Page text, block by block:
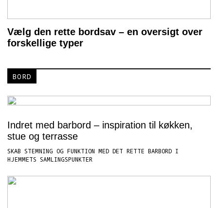
Vælg den rette bordsav – en oversigt over
forskellige typer
BORD
Indret med barbord – inspiration til køkken,
stue og terrasse
SKAB STEMNING OG FUNKTION MED DET RETTE BARBORD I
HJEMMETS SAMLINGSPUNKTER